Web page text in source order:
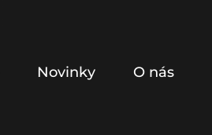
Novinky O nás